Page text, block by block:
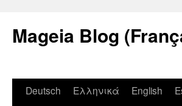
Mageia Blog
Deutsch Ελληνικά English